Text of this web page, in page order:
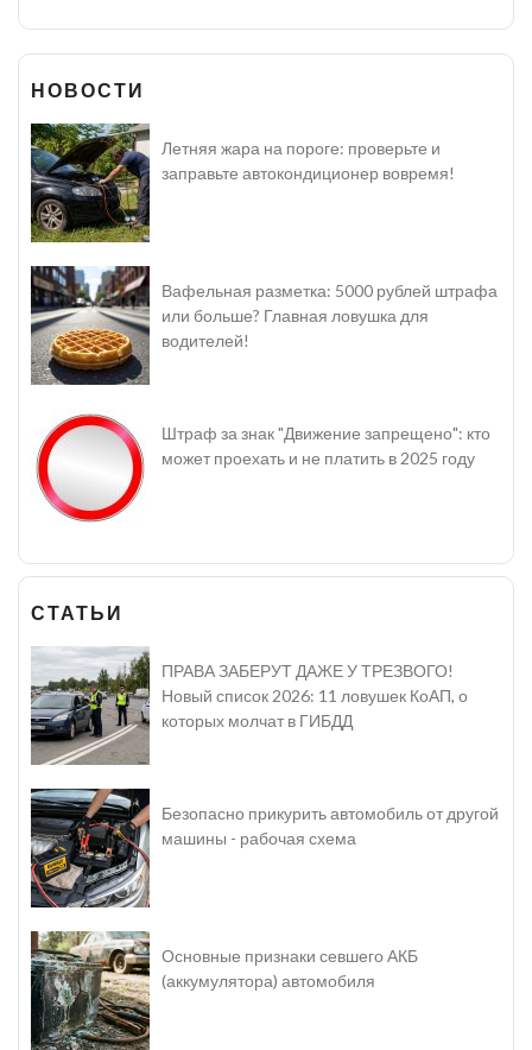
НОВОСТИ
Летняя жара на пороге: проверьте и
заправьте автокондиционер вовремя!
Вафельная разметка: 5000 рублей штрафа
или больше? Главная ловушка для
водителей!
Штраф за знак "Движение запрещено": кто
может проехать и не платить в 2025 году
СТАТЬИ
ПРАВА ЗАБЕРУТ ДАЖЕ У ТРЕЗВОГО!
Новый список 2026: 11 ловушек КоАП, о
которых молчат в ГИБДД
Безопасно прикурить автомобиль от другой
машины - рабочая схема
Основные признаки севшего АКБ
(аккумулятора) автомобиля